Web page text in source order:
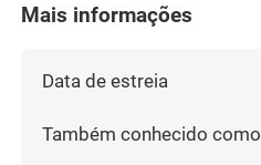
Mais informações
Data de estreia
Também conhecido como